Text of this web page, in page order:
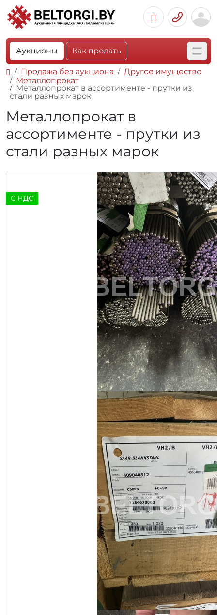
Аукционы Как продать
Продажа без аукциона
Другое имущество
Металлопрокат
Металлопрокат в ассортименте - прутки из
стали разных марок
Металлопрокат в
ассортименте - прутки из
стали разных марок
С НДС